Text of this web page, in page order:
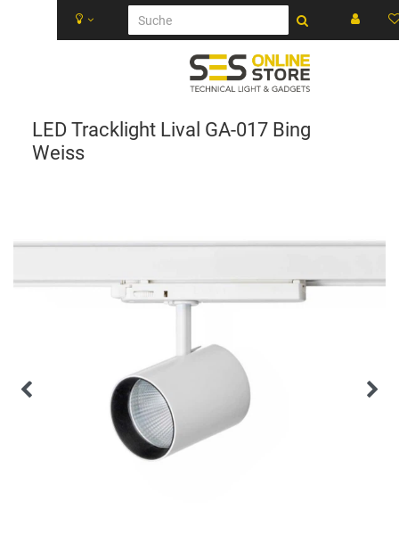
LED Tracklight Lival GA-017 Bing
Weiss